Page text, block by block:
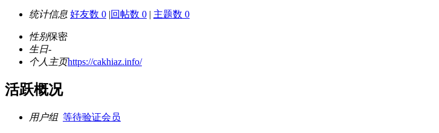
统计信息 好友数 0 |回帖数 0 | 主题数 0
性别保密
生日-
个人主页https://cakhiaz.info/
活跃概况
用户组 等待验证会员